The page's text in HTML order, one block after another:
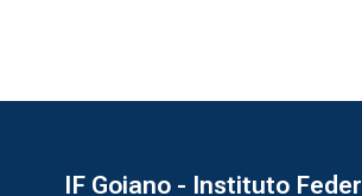
IF Goiano - Instituto